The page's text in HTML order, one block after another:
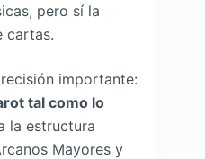
pero sí la
cartas.
importante:
tal como lo
la estructura
Mayores y